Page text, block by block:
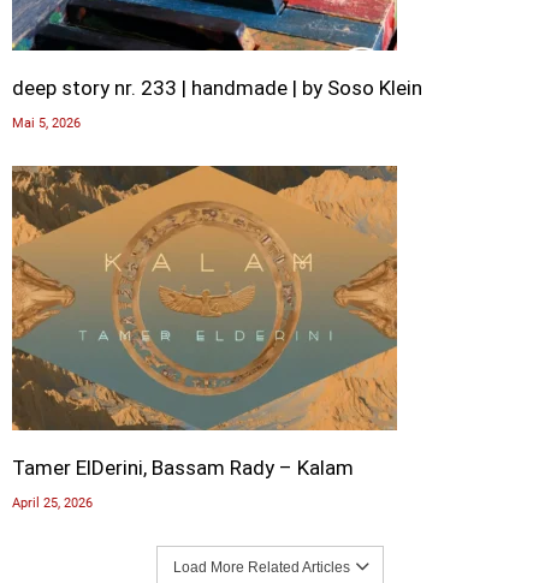
deep story nr. 233 | handmade | by Soso Klein
Mai 5, 2026
Tamer ElDerini, Bassam Rady – Kalam
April 25, 2026
Load More Related Articles